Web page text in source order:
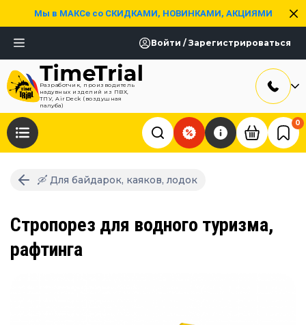
Мы в МАКСе со СКИДКАМИ, НОВИНКАМИ, АКЦИЯМИ
Войти / Зарегистрироваться
Разработчик, производитель
надувных изделий из ПВХ,
ТПУ, AirDeck (воздушная
палуба)
0
🛶 Для байдарок, каяков, лодок
Стропорез для водного туризма,
рафтинга